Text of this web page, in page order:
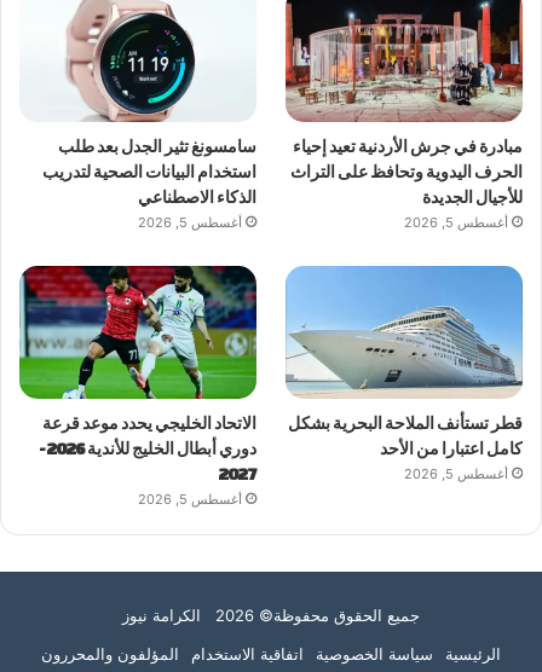
مبادرة في جرش الأردنية تعيد إحياء
الحرف اليدوية وتحافظ على التراث
للأجيال الجديدة
أغسطس 5, 2026
سامسونغ تثير الجدل بعد طلب
استخدام البيانات الصحية لتدريب
الذكاء الاصطناعي
أغسطس 5, 2026
قطر تستأنف الملاحة البحرية بشكل
كامل اعتبارا من الأحد
أغسطس 5, 2026
الاتحاد الخليجي يحدد موعد قرعة
دوري أبطال الخليج للأندية 2026-
2027
أغسطس 5, 2026
جميع الحقوق محفوظة© 2026 الكرامة نيوز
الرئيسية
سياسة الخصوصية اتفاقية الاستخدام المؤلفون والمحررون